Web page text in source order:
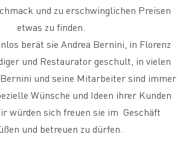
und zu erschwinglichen Preisen
etwas zu finden.
berät sie Andrea Bernini, in Florenz
und Restaurator geschult, in vielen
und seine Mitarbeiter sind immer
Wünsche und Ideen ihrer Kunden
würden sich freuen sie im Geschäft
und betreuen zu dürfen.